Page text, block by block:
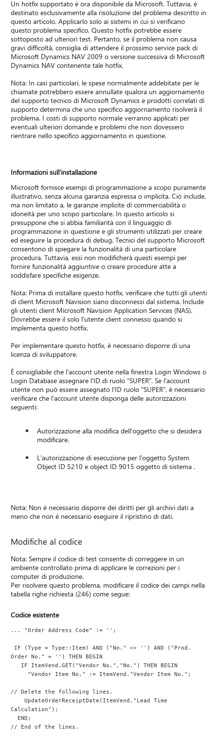
Un hotfix supportato è ora disponibile da Microsoft. Tuttavia, è
destinato esclusivamente alla risoluzione del problema descritto in
questo articolo. Applicarlo solo ai sistemi in cui si verificano
questo problema specifico. Questo hotfix potrebbe essere
sottoposto ad ulteriori test. Pertanto, se il problema non causa
gravi difficoltà, consiglia di attendere il prossimo service pack di
Microsoft Dynamics NAV 2009 o versione successiva di Microsoft
Dynamics NAV contenente tale hotfix.
Nota: In casi particolari, le spese normalmente addebitate per le
chiamate potrebbero essere annullate qualora un aggiornamento
del supporto tecnico di Microsoft Dynamics e prodotti correlati di
supporto determina che uno specifico aggiornamento risolverà il
problema. I costi di supporto normale verranno applicati per
eventuali ulteriori domande e problemi che non dovessero
rientrare nello specifico aggiornamento in questione.
Informazioni sull'installazione
Microsoft fornisce esempi di programmazione a scopo puramente
illustrativo, senza alcuna garanzia espressa o implicita. Ciò include,
ma non limitato a, le garanzie implicite di commerciabilità o
idoneità per uno scopo particolare. In questo articolo si
presuppone che si abbia familiarità con il linguaggio di
programmazione in questione e gli strumenti utilizzati per creare
ed eseguire la procedura di debug. Tecnici del supporto Microsoft
consentono di spiegare la funzionalità di una particolare
procedura. Tuttavia, essi non modificherà questi esempi per
fornire funzionalità aggiuntive o creare procedure atte a
soddisfare specifiche esigenze.
Nota: Prima di installare questo hotfix, verificare che tutti gli utenti
di client Microsoft Navision siano disconnessi dal sistema. Include
gli utenti client Microsoft Navision Application Services (NAS).
Dovrebbe essere il solo l'utente client connesso quando si
implementa questo hotfix.
Per implementare questo hotfix, è necessario disporre di una
licenza di sviluppatore.
È consigliabile che l'account utente nella finestra Login Windows o
Login Database assegnare l'ID di ruolo "SUPER". Se l'account
utente non può essere assegnato l'ID ruolo "SUPER", è necessario
verificare che l'account utente disponga delle autorizzazioni
seguenti:
Autorizzazione alla modifica dell'oggetto che si desidera
modificare.
L'autorizzazione di esecuzione per l'oggetto System
Object ID 5210 e object ID 9015 oggetto di sistema .
Nota: Non è necessario disporre dei diritti per gli archivi dati a
meno che non è necessario eseguire il ripristino di dati.
Modifiche al codice
Nota: Sempre il codice di test consente di correggere in un
ambiente controllato prima di applicare le correzioni per i
computer di produzione.
Per risolvere questo problema, modificare il codice dei campi nella
tabella righe richiesta (246) come segue:
Codice esistente
... "Order Address Code" := '';
Order No." = '') THEN BEGIN
   IF ItemVend.GET("Vendor No.","No.") THEN BEGIN
     "Vendor Item No." := ItemVend."Vendor Item No.";
// Delete the following lines.
    UpdateOrderReceiptDate(ItemVend."Lead Time
Calculation");
  END;
// End of the lines.